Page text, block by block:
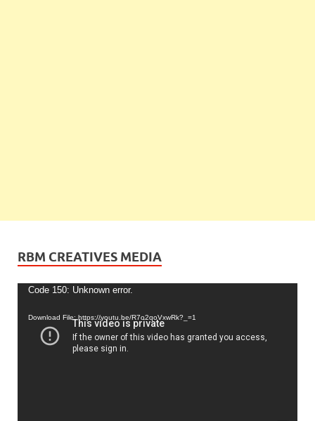
RBM CREATIVES MEDIA
Video
Code 150: Unknown error.
Download File: https://youtu.be/R7o2qoVxwRk?_=1